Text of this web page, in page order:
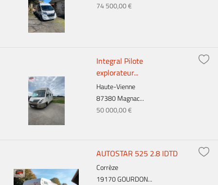
74 500,00 €
Integral Pilote
explorateur...
Haute-Vienne
87380 Magnac...
50 000,00 €
AUTOSTAR 525 2.8 IDTD
Corrèze
19170 GOURDON...